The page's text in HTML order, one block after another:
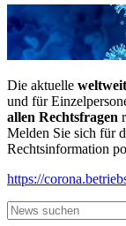
Die aktuelle
und für
allen Rechtsfragen
Melden Sie sich für
Rechtsinformation
https://